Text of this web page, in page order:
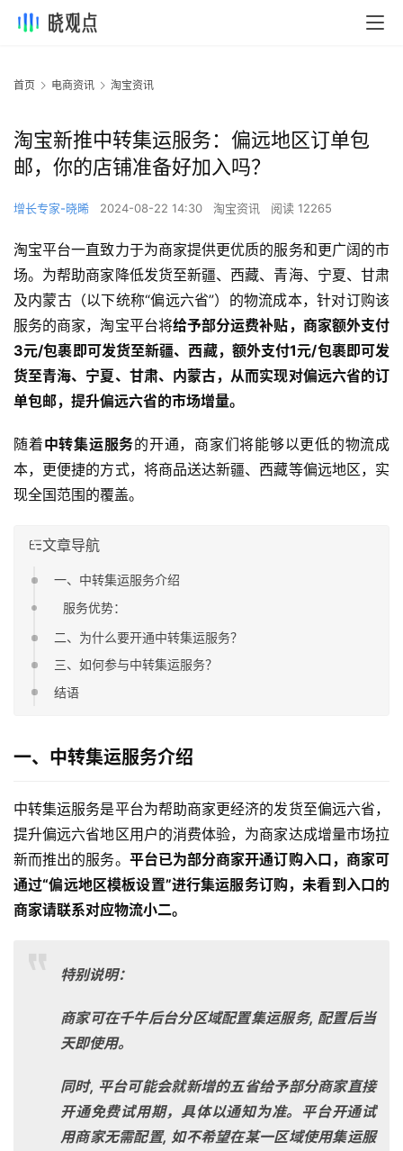
首页 电商资讯 淘宝资讯
淘宝新推中转集运服务：偏远地区订单包
邮，你的店铺准备好加入吗？
增长专家-晓晞 2024-08-22 14:30 淘宝资讯 阅读 12265
淘宝平台一直致力于为商家提供更优质的服务和更广阔的市
场。为帮助商家降低发货至新疆、西藏、青海、宁夏、甘肃
及内蒙古（以下统称“偏远六省”）的物流成本，针对订购该
服务的商家，淘宝平台将给予部分运费补贴，商家额外支付
3元/包裹即可发货至新疆、西藏，额外支付1元/包裹即可发
货至青海、宁夏、甘肃、内蒙古，从而实现对偏远六省的订
单包邮，提升偏远六省的市场增量。
随着中转集运服务的开通，商家们将能够以更低的物流成
本，更便捷的方式，将商品送达新疆、西藏等偏远地区，实
现全国范围的覆盖。
文章导航
一、中转集运服务介绍
服务优势：
二、为什么要开通中转集运服务？
三、如何参与中转集运服务？
结语
一、中转集运服务介绍
中转集运服务是平台为帮助商家更经济的发货至偏远六省，
提升偏远六省地区用户的消费体验，为商家达成增量市场拉
新而推出的服务。 平台已为部分商家开通订购入口，商家可
通过“偏远地区模板设置”进行集运服务订购，未看到入口的
商家请联系对应物流小二。
特别说明：
商家可在千牛后台分区域配置集运服务, 配置后当
天即使用。
同时, 平台可能会就新增的五省给予部分商家直接
开通免费试用期，具体以通知为准。平台开通试
用商家无需配置, 如不希望在某一区域使用集运服